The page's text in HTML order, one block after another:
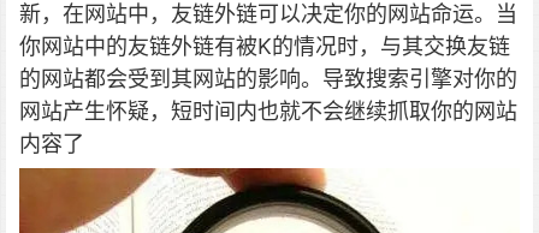
新，在网站中，友链外链可以决定你的网站命运。当
你网站中的友链外链有被K的情况时，与其交换友链
的网站都会受到其网站的影响。导致搜索引擎对你的
网站产生怀疑，短时间内也就不会继续抓取你的网站
内容了